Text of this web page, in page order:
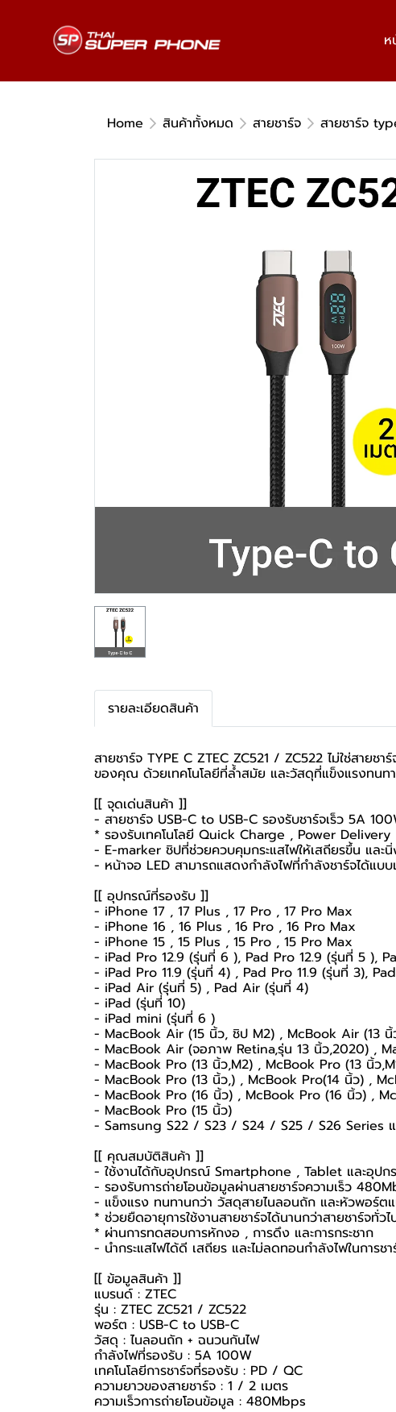
ห
Home สินค้าทั้งหมด สายชาร์จ สายชาร์จ
รายละเอียดสินค้า
สายชาร์จ TYPE C ZTEC ZC521 / ZC522 ไม่ใช่สาย
ของคุณ ด้วยเทคโนโลยีที่ล้ำสมัย และวัสดุที่แข็งแรงทนทา
[[ จุดเด่นสินค้า ]]
- สายชาร์จ USB-C to USB-C รองรับชาร์จเร็ว 5A
* รองรับเทคโนโลยี Quick Charge , Power Delivery
- E-marker ชิปที่ช่วยควบคุมกระแสไฟให้เสถียรขึ้น และนิ่
- หน้าจอ LED สามารถแสดงกำลังไฟที่กำลังชาร์จได้แบบ
[[ อุปกรณ์ที่รองรับ ]]
- iPhone 17 , 17 Plus , 17 Pro , 17 Pro Max
- iPhone 16 , 16 Plus , 16 Pro , 16 Pro Max
- iPhone 15 , 15 Plus , 15 Pro , 15 Pro Max
- iPad Pro 12.9 (รุ่นที่ 6 ), Pad Pro 12.9 (รุ่นที่ 5 ),
- iPad Pro 11.9 (รุ่นที่ 4) , Pad Pro 11.9 (รุ่นที่ 3),
- iPad Air (รุ่นที่ 5) , Pad Air (รุ่นที่ 4)
- iPad (รุ่นที่ 10)
- iPad mini (รุ่นที่ 6 )
- MacBook Air (15 นิ้ว, ชิป M2) , McBook Air (13
- MacBook Air (จอภาพ Retina,รุ่น 13 นิ้ว,2020) ,
- MacBook Pro (13 นิ้ว,M2) , McBook Pro (13 นิ้ว
- MacBook Pro (13 นิ้ว,) , McBook Pro(14 นิ้ว) ,
- MacBook Pro (16 นิ้ว) , McBook Pro (16 นิ้ว) ,
- MacBook Pro (15 นิ้ว)
- Samsung S22 / S23 / S24 / S25 / S26 Series
[[ คุณสมบัติสินค้า ]]
- ใช้งานได้กับอุปกรณ์ Smartphone , Tablet และอุป
- รองรับการถ่ายโอนข้อมูลผ่านสายชาร์จความเร็ว
- แข็งแรง ทนทานกว่า วัสดุสายไนลอนถัก และหัวพอร์ตแ
* ช่วยยืดอายุการใช้งานสายชาร์จได้นานกว่าสายชาร์จทั่วไ
* ผ่านการทดสอบการหักงอ , การดึง และการกระชาก
- นำกระแสไฟได้ดี เสถียร และไม่ลดทอนกำลังไฟในการชา
[[ ข้อมูลสินค้า ]]
แบรนด์ : ZTEC
รุ่น : ZTEC ZC521 / ZC522
พอร์ต : USB-C to USB-C
วัสดุ : ไนลอนถัก + ฉนวนกันไฟ
กำลังไฟที่รองรับ : 5A 100W
เทคโนโลยีการชาร์จที่รองรับ : PD / QC
ความยาวของสายชาร์จ : 1 / 2 เมตร
ความเร็วการถ่ายโอนข้อมูล : 480Mbps